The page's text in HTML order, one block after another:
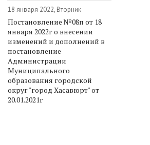
18 января 2022, Вторник
Постановление №08п от 18
января 2022г о внесении
изменений и дополнений в
постановление
Администрации
Муниципального
образования городской
округ "город Хасавюрт" от
20.01.2021г